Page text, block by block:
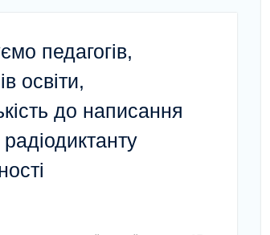
педагогів,
освіти,
до написання